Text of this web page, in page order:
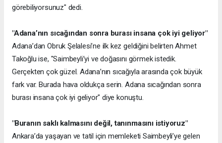
görebiliyorsunuz" dedi.
"Adana’nın sıcağından sonra burası insana çok iyi geliyor"
Adana’dan Obruk Şelalesi’ne ilk kez geldiğini belirten Ahmet
Takoğlu ise, "Saimbeyli’yi ve doğasını görmek istedik.
Gerçekten çok güzel. Adana’nın sıcağıyla arasında çok büyük
fark var. Burada hava oldukça serin. Adana sıcağından sonra
burası insana çok iyi geliyor" diye konuştu.
"Buranın saklı kalmasını değil, tanınmasını istiyoruz"
Ankara’da yaşayan ve tatil için memleketi Saimbeyli’ye gelen